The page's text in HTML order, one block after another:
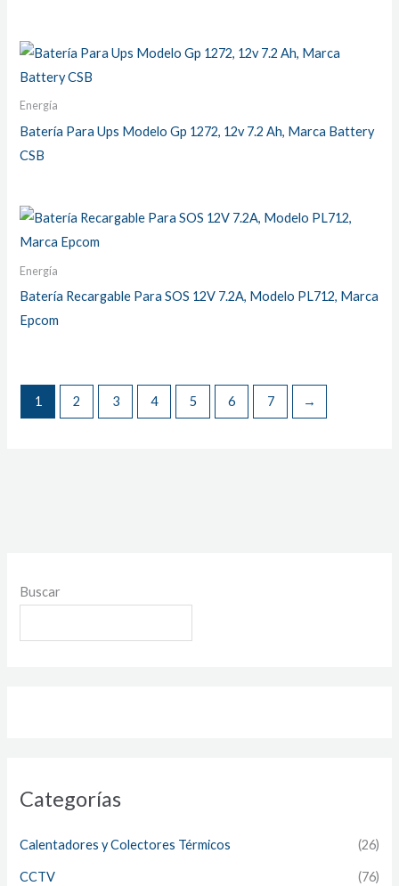
Buscar
Categorías
Calentadores y Colectores Térmicos (26)
CCTV (76)
Energía
Batería Para Ups Modelo Gp 1272, 12v 7.2 Ah, Marca Battery
CSB
Energía
Batería Recargable Para SOS 12V 7.2A, Modelo PL712, Marca
Epcom
1 2 3 4 5 6 7 →